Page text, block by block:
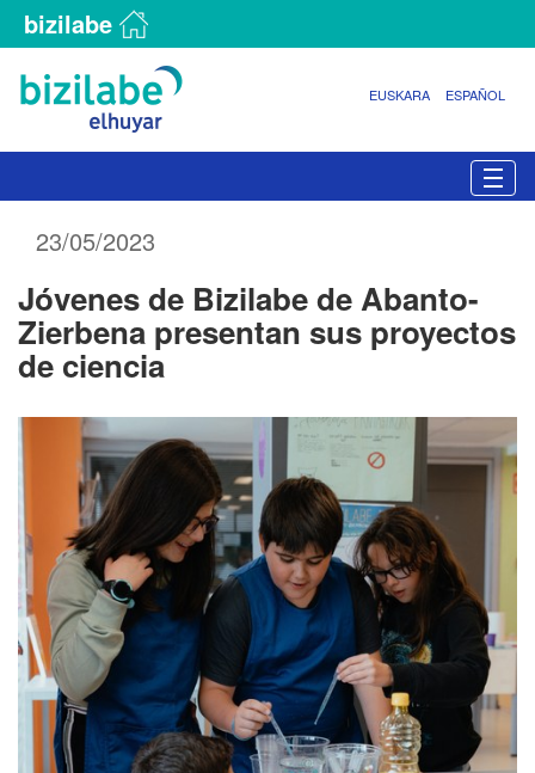
bizilabe
EUSKARA ESPAÑOL
23/05/2023
Jóvenes de Bizilabe de Abanto-
Zierbena presentan sus proyectos
de ciencia